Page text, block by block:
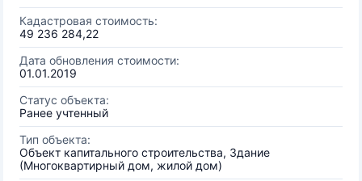
Кадастровая стоимость:
49 236 284,22
Дата обновления стоимости:
01.01.2019
Статус объекта:
Ранее учтенный
Тип объекта:
Объект капитального строительства, Здание
(Многоквартирный дом, жилой дом)